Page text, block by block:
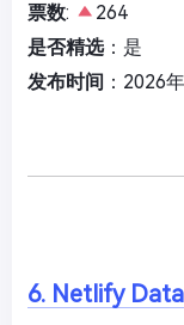
票数:
264
是否精选：是
发布时间 ：2026
6. Netlify